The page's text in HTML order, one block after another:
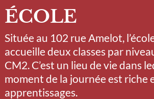
ÉCOLE
Située au 102 rue Amelot,
accueille deux classes par
CM2. C’est un lieu de vie dans
moment de la journée est riche
apprentissages.